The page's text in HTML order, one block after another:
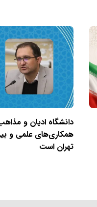
دانشگاه ادیان و
همکاری‌های علمی و
تهران است